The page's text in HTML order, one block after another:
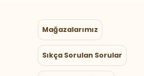
Mağazalarımız
Sıkça Sorulan Sorular